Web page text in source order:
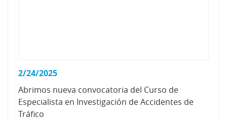
2/24/2025
Abrimos nueva convocatoria del Curso de
Especialista en Investigación de Accidentes de
Tráfico